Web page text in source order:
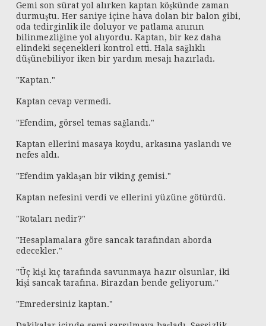
Gemi son sürat yol alırken kaptan köşkünde zaman
durmuştu. Her saniye içine hava dolan bir balon gibi,
oda tedirginlik ile doluyor ve patlama anının
bilinmezliğine yol alıyordu. Kaptan, bir kez daha
elindeki seçenekleri kontrol etti. Hala sağlıklı
düşünebiliyor iken bir yardım mesajı hazırladı.
"Kaptan."
Kaptan cevap vermedi.
"Efendim, görsel temas sağlandı."
Kaptan ellerini masaya koydu, arkasına yaslandı ve
nefes aldı.
"Efendim yaklaşan bir viking gemisi."
Kaptan nefesini verdi ve ellerini yüzüne götürdü.
"Rotaları nedir?"
"Hesaplamalara göre sancak tarafından aborda
edecekler."
"Üç kişi kıç tarafında savunmaya hazır olsunlar, iki
kişi sancak tarafına. Birazdan bende geliyorum."
"Emredersiniz kaptan."